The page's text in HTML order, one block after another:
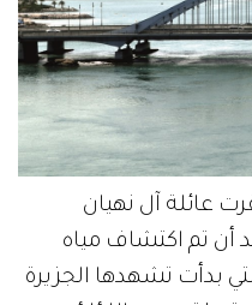
عائلة آل نهيان
أن تم اكتشاف مياه
بدأت تشهدها الجزيرة